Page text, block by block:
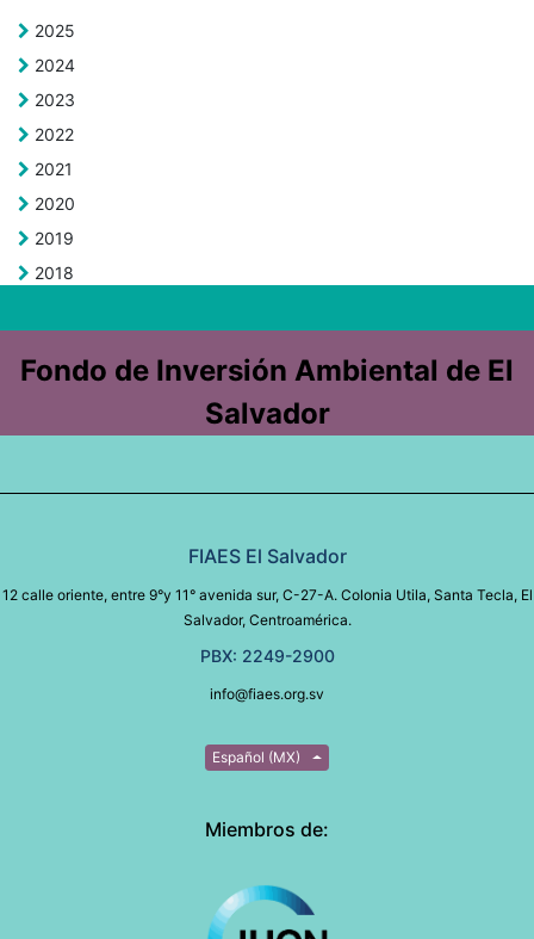
2025
2024
2023
2022
2021
2020
2019
2018
Fondo de Inversión Ambiental de El
Salvador
FIAES El Salvador
12 calle oriente, entre 9°y 11° avenida sur, C-27-A. Colonia Utila, Santa Tecla, El
Salvador, Centroamérica.
PBX: 2249-2900
info@fiaes.org.sv
Español (MX)
Miembros de: